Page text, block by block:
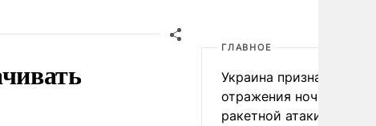
ГЛАВНОЕ
Украина признала
отражения ночной
ракетной атаки